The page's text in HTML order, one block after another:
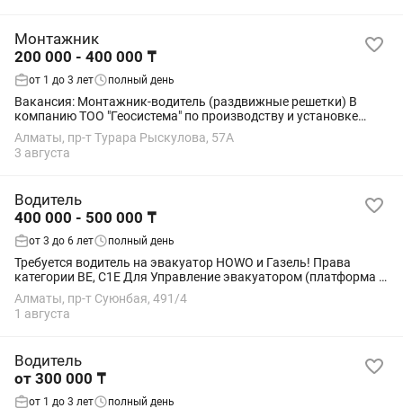
Монтажник
200 000 - 400 000 ₸
от 1 до 3 лет полный день
Вакансия: Монтажник-водитель (раздвижные решетки) В
компанию ТОО "Геосистема" по производству и установке
раздвижных решеток требуется монтажник-водитель.
Обязанности: Монтаж раздвижных решеток на...
Алматы, пр-т Турара Рыскулова, 57А
3 августа
Водитель
400 000 - 500 000 ₸
от 3 до 6 лет полный день
Требуется водитель на эвакуатор HOWO и Газель! Права
категории ВЕ, С1Е Для Управление эвакуатором (платформа /
лебёдка ) •Погрузка и разгрузка автомобилей различной
категории •Надёжное крепление и...
Алматы, пр-т Суюнбая, 491/4
1 августа
Водитель
от 300 000 ₸
от 1 до 3 лет полный день